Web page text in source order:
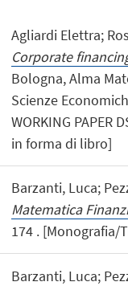
Agliardi Elettra;
Corporate
Bologna, Alma
Scienze
WORKING PAPER
in forma di libro]
Barzanti, Luca;
Matematica
174 .
Barzanti, Luca;